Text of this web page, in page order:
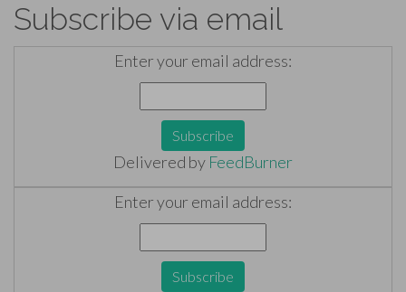
Subscribe via email
Enter your email address:
Delivered by FeedBurner
Enter your email address: